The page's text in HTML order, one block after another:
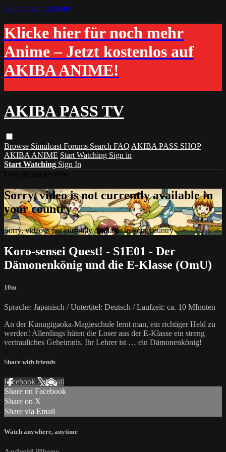
Skip to main content
Klicke hier für noch mehr
Anime – Jetzt kostenlos auf
AKIBA ANIME!
AKIBA PASS TV
Browse Simulcast Forums Search FAQ AKIBA PASS SHOP
AKIBA ANIME Start Watching Sign in
Start Watching Sign In
Sorry, video is not currently available in
your country
Sorry, video is not currently available in your country
Koro-sensei Quest! - S1E01 - Der
Dämonenkönig und die E-Klasse (OmU)
10m
Sprache: Japanisch / Untertitel: Deutsch / Laufzeit: ca. 10 MInuten
An der Kunugigaoka-Magieschule lernt man, ein richtiger Held zu
werden! Allerdings hüten die Loser aus der E-Klasse ein streng
vertrauliches Geheimnis. Ihr Lehrer ist … ein Dämonenkönig!
Share with friends
Facebook XEmail
Share on Facebook
Share on X
Share via Email
Watch anywhere, anytime